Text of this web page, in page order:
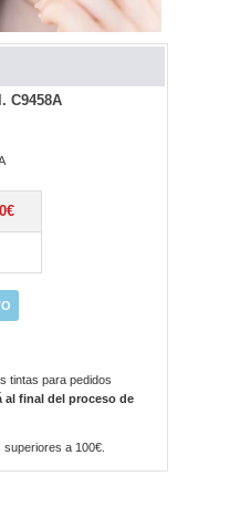
C9458A
tintas para pedidos
al final del proceso de
superiores a 100€.